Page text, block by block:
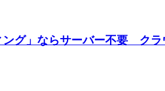
グ」ならサーバー不要 クラ